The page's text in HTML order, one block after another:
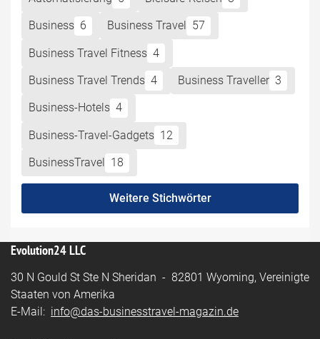
Business 6 Business Travel 57
Business Travel Fitness 4
Business Travel Trends 4 Business Traveller 3
Business-Hotels 4
Business-Travel-Gadgets 12
BusinessTravel 18
Weitere Stichwörter
Evolution24 LLC
30 N Gould St Ste N Sheridan - 82801 Wyoming, Vereinigte
Staaten von Amerika
E-Mail: info@das-businesstravel-magazin.de